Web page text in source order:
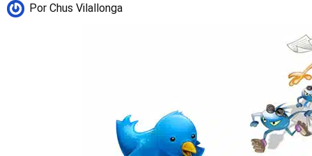
Por Chus Vilallonga